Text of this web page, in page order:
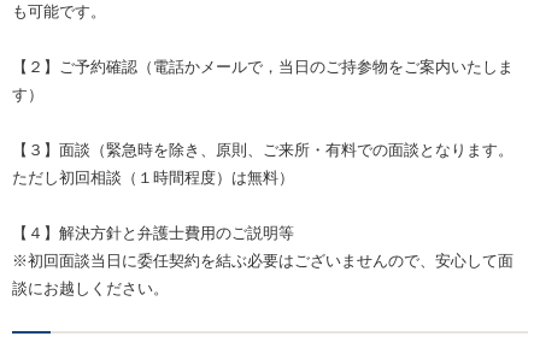
も可能です。
【２】ご予約確認（電話かメールで，当日のご持参物をご案内いたしま
す）
【３】面談（緊急時を除き、原則、ご来所・有料での面談となります。
ただし初回相談（１時間程度）は無料）
【４】解決方針と弁護士費用のご説明等
※初回面談当日に委任契約を結ぶ必要はございませんので、安心して面
談にお越しください。